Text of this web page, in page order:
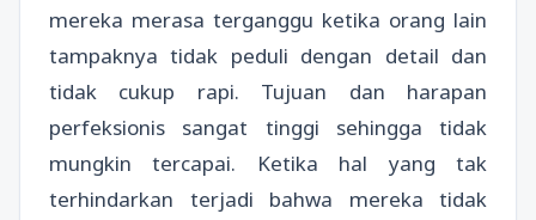
mereka merasa terganggu ketika orang lain
tampaknya tidak peduli dengan detail dan
tidak cukup rapi. Tujuan dan harapan
perfeksionis sangat tinggi sehingga tidak
mungkin tercapai. Ketika hal yang tak
terhindarkan terjadi bahwa mereka tidak